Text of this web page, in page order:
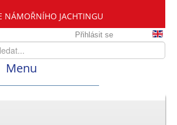
NÁMOŘNÍHO JACHTINGU
Přihlásit se
Menu